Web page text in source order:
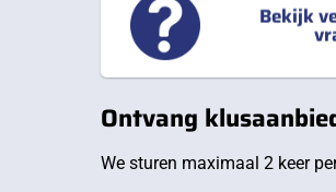
Bekijk
Ontvang
We sturen maximaal 2 keer